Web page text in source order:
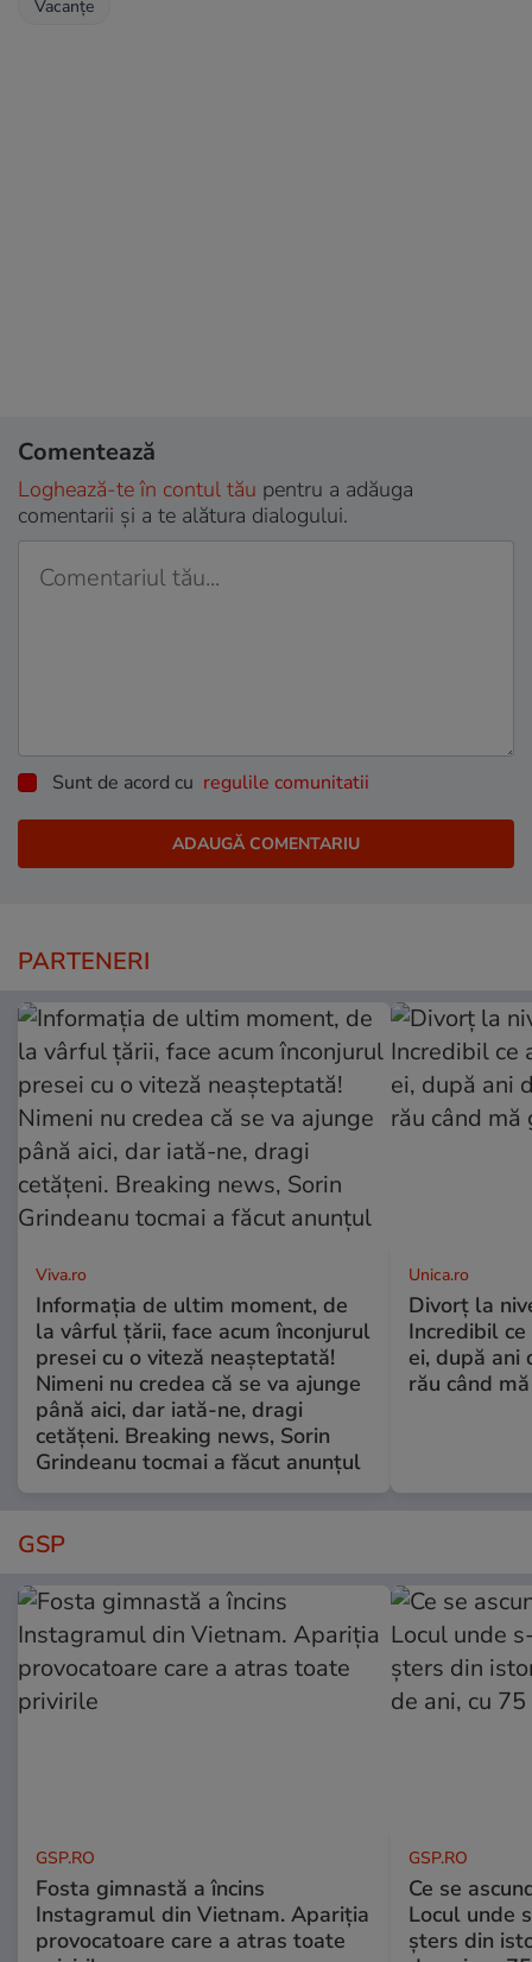
Vacanțe
Comentează
Loghează-te în contul tău pentru a adăuga
comentarii și a te alătura dialogului.
Sunt de acord cu regulile comunitatii
PARTENERI
Viva.ro
Informația de ultim moment, de
la vârful țării, face acum înconjurul
presei cu o viteză neașteptată!
Nimeni nu credea că se va ajunge
până aici, dar iată-ne, dragi
cetățeni. Breaking news, Sorin
Grindeanu tocmai a făcut anunțul
Unica.ro
Divorț la
Incredibil
ei, după ani
rău când
GSP
GSP.RO
Fosta gimnastă a încins
Instagramul din Vietnam. Apariția
provocatoare care a atras toate
GSP.RO
Ce se
Locul unde
șters din